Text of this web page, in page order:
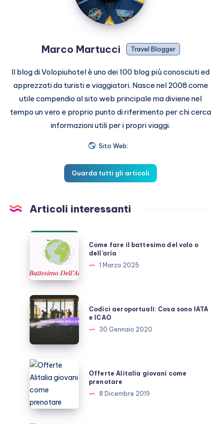
Marco Martucci Travel Blogger
Il blog di Volopiuhotel è uno dei 100 blog più conosciuti ed
apprezzati da turisti e viaggiatori. Nasce nel 2008 come
utile compendio al sito web principale ma diviene nel
tempo un vero e proprio punto di riferimento per chi cerca
informazioni utili per i propri viaggi.
Sito Web:
Guarda tutti gli articoli
Articoli interessanti
fare
battesimo
del
volo
o
dell’aria
Come fare il battesimo del volo o
dell’aria
1 Marzo 2025
Codici
aeroportuali:
Cosa
IATA
e
ICAO
Codici aeroportuali: Cosa sono IATA
e ICAO
30 Gennaio 2020
Offerte
Alitalia
giovani
come
prenotare
Offerte Alitalia giovani come
prenotare
8 Dicembre 2019